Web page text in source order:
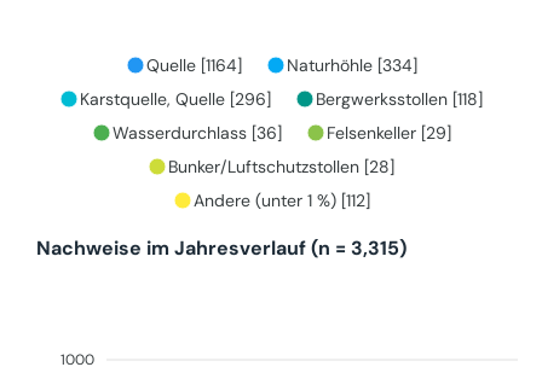
Quelle [1164]
Naturhöhle [334]
Karstquelle, Quelle [296]
Bergwerksstollen [118]
Wasserdurchlass [36]
Felsenkeller [29]
Bunker/Luftschutzstollen [28]
Andere (unter 1 %) [112]
Nachweise im Jahresverlauf (n = 3,315)
1000